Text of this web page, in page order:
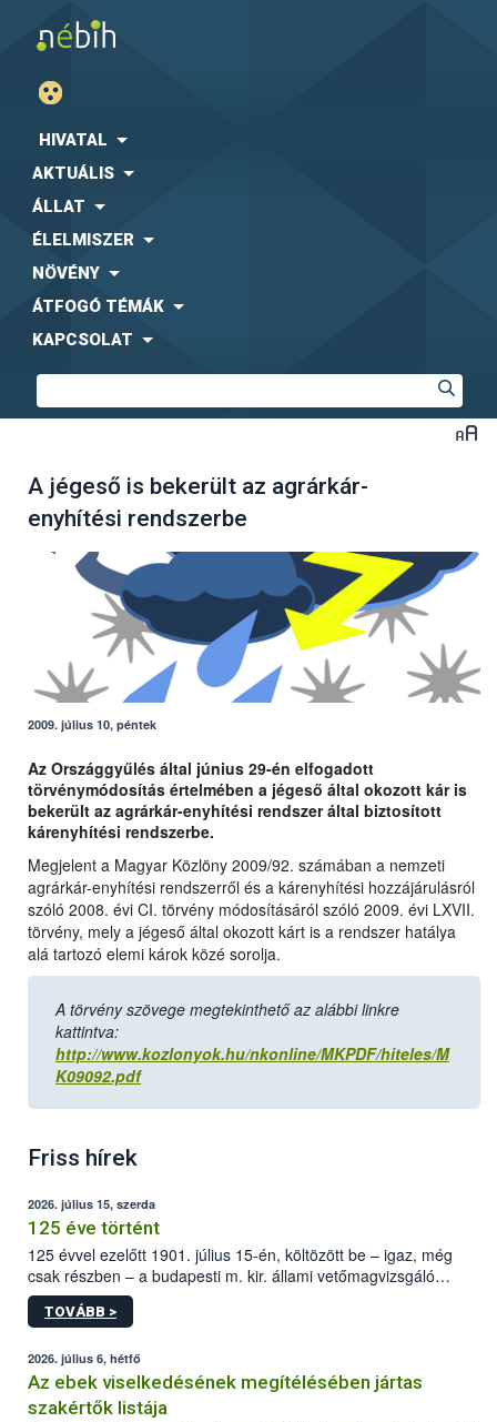
HIVATAL
AKTUÁLIS
ÁLLAT
ÉLELMISZER
NÖVÉNY
ÁTFOGÓ TÉMÁK
KAPCSOLAT
A jégeső is bekerült az agrárkár-
enyhítési rendszerbe
2009. július 10, péntek
Az Országgyűlés által június 29-én elfogadott
törvénymódosítás értelmében a jégeső által okozott kár is
bekerült az agrárkár-enyhítési rendszer által biztosított
kárenyhítési rendszerbe.
Megjelent a Magyar Közlöny 2009/92. számában a nemzeti
agrárkár-enyhítési rendszerről és a kárenyhítési hozzájárulásról
szóló 2008. évi CI. törvény módosításáról szóló 2009. évi LXVII.
törvény, mely a jégeső által okozott kárt is a rendszer hatálya
alá tartozó elemi károk közé sorolja.
A törvény szövege megtekinthető az alábbi linkre
kattintva:
http://www.kozlonyok.hu/nkonline/MKPDF/hiteles/M
K09092.pdf
Friss hírek
2026. július 15, szerda
125 éve történt
125 évvel ezelőtt 1901. július 15-én, költözött be – igaz, még
csak részben – a budapesti m. kir. állami vetőmagvizsgáló
állomás a Kis Rókus utca 15. szám alatti, Czigler Győző által
tervezett új épületébe.
TOVÁBB >
2026. július 6, hétfő
Az ebek viselkedésének megítélésében jártas
szakértők listája